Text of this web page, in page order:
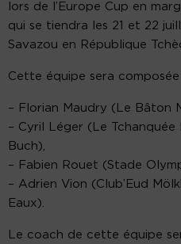
lors de l’Europe Cup en
qui se tiendra les 21 et 22
Savazou en République
Cette équipe sera composée
– Florian Maudry (Le Bâton
– Cyril Léger (Le
Buch),
– Fabien Rouet (Stade
– Adrien Vion (Club’Eud
Eaux).
Le coach de cette équipe